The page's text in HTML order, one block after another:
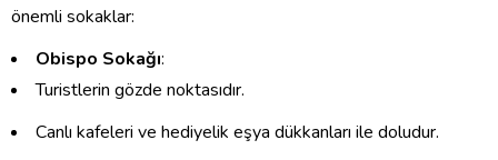
önemli sokaklar:
Obispo Sokağı:
Turistlerin gözde noktasıdır.
Canlı kafeleri ve hediyelik eşya dükkanları ile doludur.